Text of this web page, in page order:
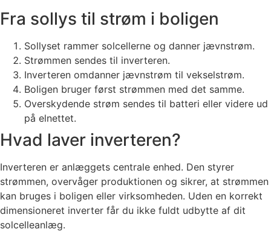
Fra sollys til strøm i boligen
Sollyset rammer solcellerne og danner jævnstrøm.
Strømmen sendes til inverteren.
Inverteren omdanner jævnstrøm til vekselstrøm.
Boligen bruger først strømmen med det samme.
Overskydende strøm sendes til batteri eller videre ud
på elnettet.
Hvad laver inverteren?
Inverteren er anlæggets centrale enhed. Den styrer
strømmen, overvåger produktionen og sikrer, at strømmen
kan bruges i boligen eller virksomheden. Uden en korrekt
dimensioneret inverter får du ikke fuldt udbytte af dit
solcelleanlæg.